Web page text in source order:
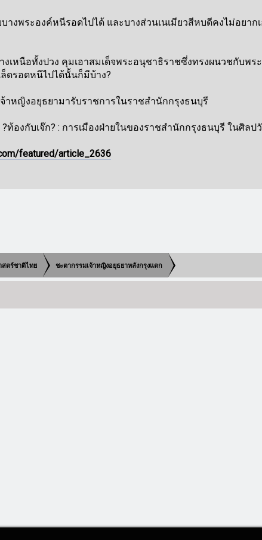
บางพระองค์หนีรอดไปได้ และบางส่วนเนเมียวสีหบดีคงไม่อยา
เหนือทั้งปวง คุมเอาสมเด็จพระอนุชาธิราชซึ่งทรงผนวชกับพ
ดรอดหนีไปได้นั้นก็มีบ้าง?
จ้าหญิงอยุธยามารับราชการในราชสำนักกรุงธนบุรี
ท้องกับเจ๊ก? : การเมืองฝ่ายในของราชสำนักกรุงธนบุรี ในศิล
featured/article_2636
สตร์ชาติไทย ชะตากรรมเจ้าหญิงอยุธยาหลังกรุงแตก